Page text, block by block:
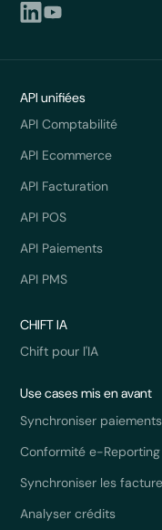
API unifiées
API Comptabilité
API Ecommerce
API Facturation
API POS
API Paiements
API PMS
CHIFT IA
Chift pour l'IA
Use cases mis en avant
Synchroniser paiements
Conformité e-Reporting
Synchroniser les
Analyser crédits